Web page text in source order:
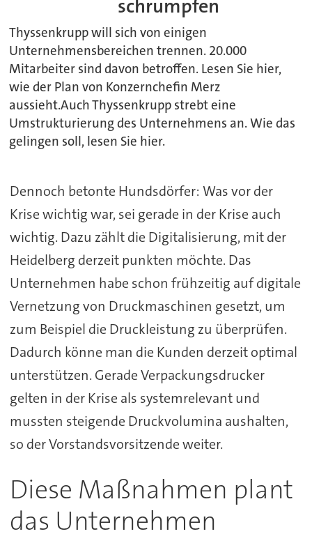
schrumpfen
Thyssenkrupp will sich von einigen
Unternehmensbereichen trennen. 20.000
Mitarbeiter sind davon betroffen. Lesen Sie hier,
wie der Plan von Konzernchefin Merz
aussieht.Auch Thyssenkrupp strebt eine
Umstrukturierung des Unternehmens an. Wie das
gelingen soll, lesen Sie hier.
Dennoch betonte Hundsdörfer: Was vor der
Krise wichtig war, sei gerade in der Krise auch
wichtig. Dazu zählt die Digitalisierung, mit der
Heidelberg derzeit punkten möchte. Das
Unternehmen habe schon frühzeitig auf digitale
Vernetzung von Druckmaschinen gesetzt, um
zum Beispiel die Druckleistung zu überprüfen.
Dadurch könne man die Kunden derzeit optimal
unterstützen. Gerade Verpackungsdrucker
gelten in der Krise als systemrelevant und
mussten steigende Druckvolumina aushalten,
so der Vorstandsvorsitzende weiter.
Diese Maßnahmen plant
das Unternehmen